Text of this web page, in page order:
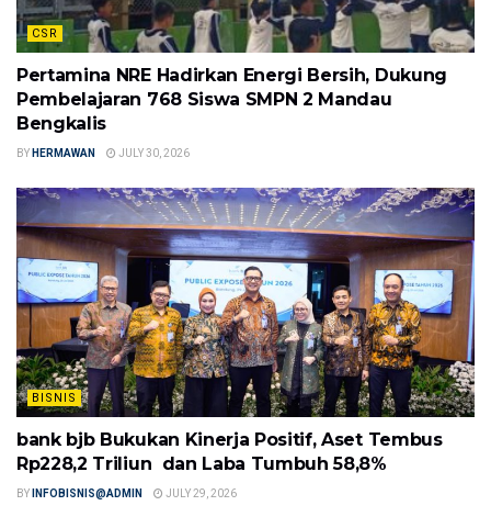
CSR
Pertamina NRE Hadirkan Energi Bersih, Dukung
Pembelajaran 768 Siswa SMPN 2 Mandau
Bengkalis
BY HERMAWAN JULY 30, 2026
BISNIS
bank bjb Bukukan Kinerja Positif, Aset Tembus
Rp228,2 Triliun dan Laba Tumbuh 58,8%
BY INFOBISNIS@ADMIN JULY 29, 2026